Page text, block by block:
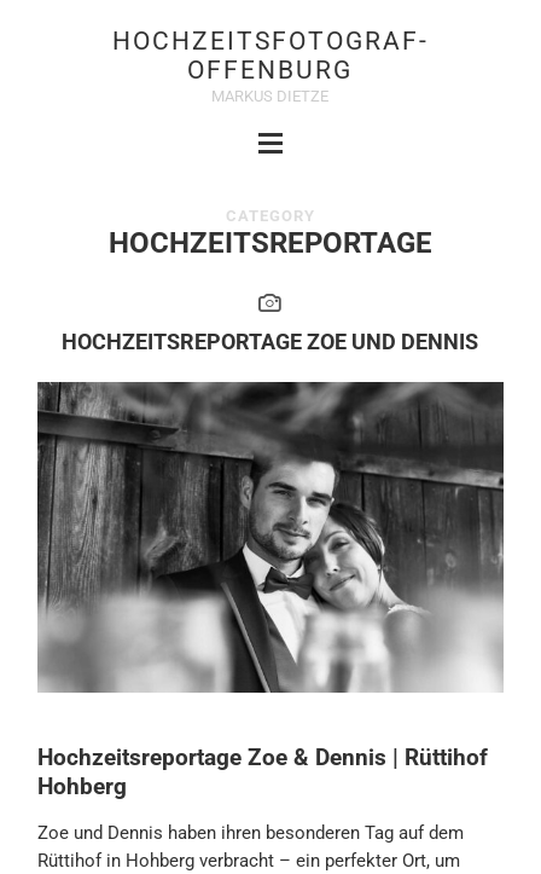
HOCHZEITSFOTOGRAF-
OFFENBURG
MARKUS DIETZE
CATEGORY
HOCHZEITSREPORTAGE
HOCHZEITSREPORTAGE ZOE UND DENNIS
Hochzeitsreportage Zoe & Dennis | Rüttihof
Hohberg
Zoe und Dennis haben ihren besonderen Tag auf dem
Rüttihof in Hohberg verbracht – ein perfekter Ort, um